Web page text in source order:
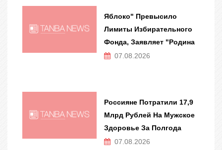
Яблоко" Превысило
Лимиты Избирательного
Фонда, Заявляет "Родина
07.08.2026
Россияне Потратили 17,9
Млрд Рублей На Мужское
Здоровье За Полгода
07.08.2026